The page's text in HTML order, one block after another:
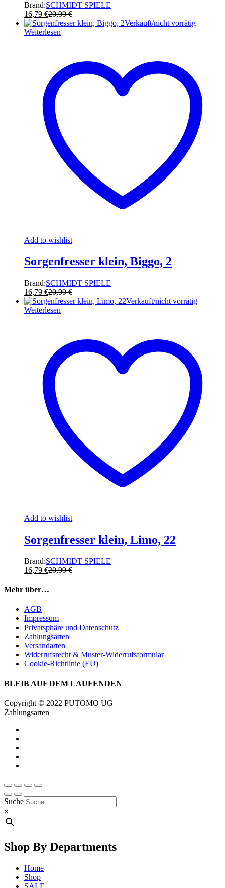
Brand:SCHMIDT SPIELE
16,79 €20,99€
Verkauft/nicht vorrätig
Weiterlesen
Add to wishlist
Sorgenfresser klein, Biggo, 2
Brand:SCHMIDT SPIELE
16,79 €20,99€
Verkauft/nicht vorrätig
Weiterlesen
Add to wishlist
Sorgenfresser klein, Limo, 22
Brand:SCHMIDT SPIELE
16,79 €20,99€
Mehr über…
AGB
Impressum
Privatsphäre und Datenschutz
Zahlungsarten
Versandarten
Widerrufsrecht & Muster-Widerrufsformular
Cookie-Richtlinie (EU)
BLEIB AUF DEM LAUFENDEN
Copyright © 2022 PUTOMO UG
Zahlungsarten
Suche
×
Shop By Departments
Home
Shop
SALE